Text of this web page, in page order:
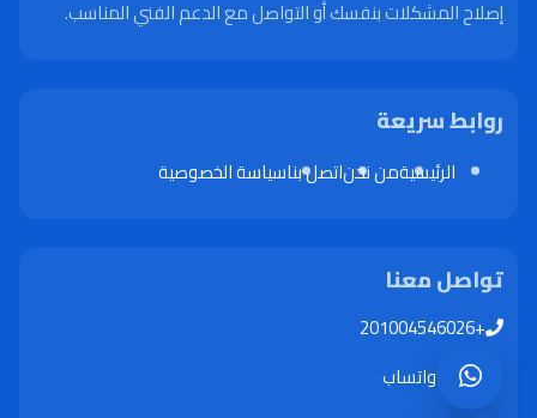
إصلاح المشكلات بنفسك أو التواصل مع الدعم الفني المناسب.
روابط سريعة
الرئيسيةمن نحناتصل بناسياسة الخصوصية
تواصل معنا
+201004546026
واتساب